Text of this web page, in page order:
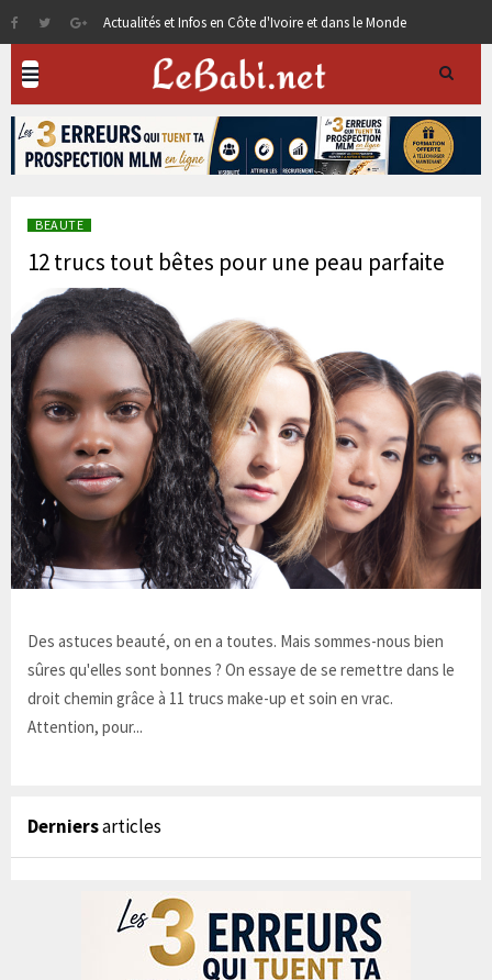
Actualités et Infos en Côte d'Ivoire et dans le Monde
BEAUTE
12 trucs tout bêtes pour une peau parfaite
Des astuces beauté, on en a toutes. Mais sommes-nous bien
sûres qu'elles sont bonnes ? On essaye de se remettre dans le
droit chemin grâce à 11 trucs make-up et soin en vrac.
Attention, pour...
Derniersarticles